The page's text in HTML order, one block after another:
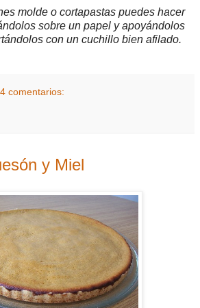
molde o cortapastas puedes hacer
sobre un papel y apoyándolos
con un cuchillo bien afilado.
4 comentarios:
y Miel